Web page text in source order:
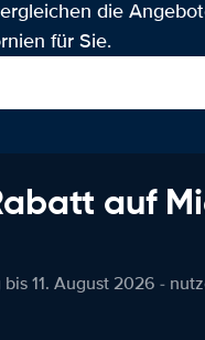
die
für Sie.
auf
11. August 2026 -